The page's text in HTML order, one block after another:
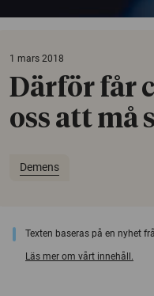
1 mars 2018
Därför får
oss att må
Demens
Texten baseras på en nyhet
Läs mer om vårt innehåll.